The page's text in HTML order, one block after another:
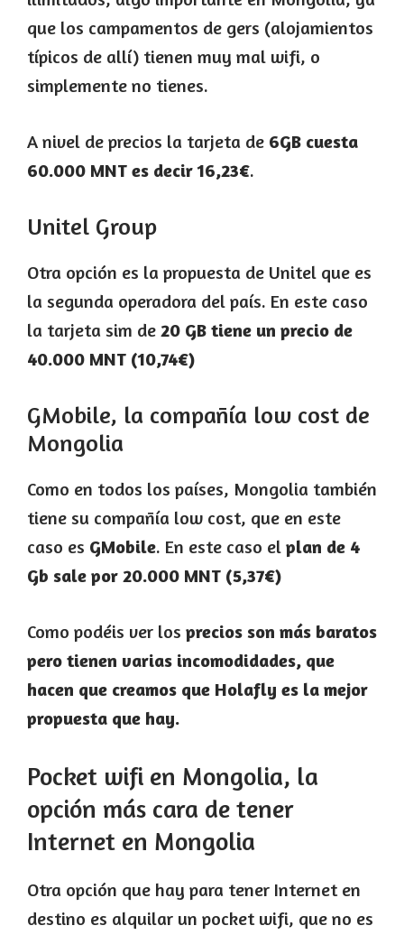
que los campamentos de gers (alojamientos
típicos de allí) tienen muy mal wifi, o
simplemente no tienes.
A nivel de precios la tarjeta de 6GB cuesta
60.000 MNT es decir 16,23€.
Unitel Group
Otra opción es la propuesta de Unitel que es
la segunda operadora del país. En este caso
la tarjeta sim de 20 GB tiene un precio de
40.000 MNT (10,74€)
GMobile, la compañía low cost de
Mongolia
Como en todos los países, Mongolia también
tiene su compañía low cost, que en este
caso es GMobile. En este caso el plan de 4
Gb sale por 20.000 MNT (5,37€)
Como podéis ver los precios son más baratos
pero tienen varias incomodidades, que
hacen que creamos que Holafly es la mejor
propuesta que hay.
Pocket wifi en Mongolia, la
opción más cara de tener
Internet en Mongolia
Otra opción que hay para tener Internet en
destino es alquilar un pocket wifi, que no es